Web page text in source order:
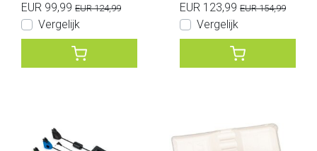
EUR 99,99 EUR 124,99
Vergelijk
EUR 123,99 EUR 154,99
Vergelijk